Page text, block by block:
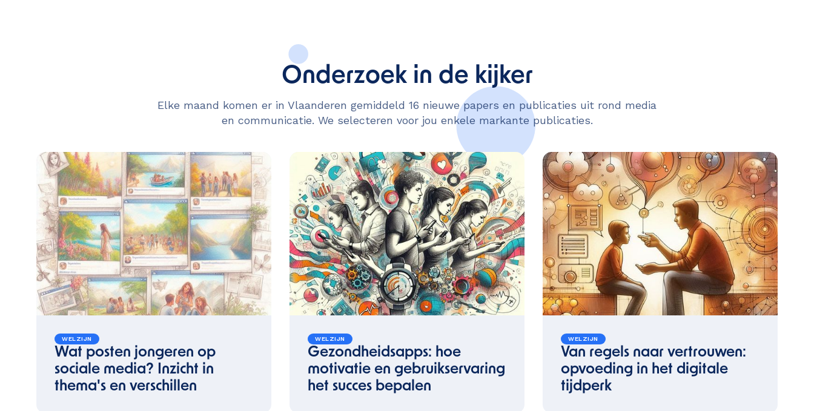
Onderzoek in de kijker
Elke maand komen er in Vlaanderen gemiddeld 16 nieuwe papers en publicaties uit rond media
en communicatie. We selecteren voor jou enkele markante publicaties.
WELZIJN
Wat posten jongeren op
sociale media? Inzicht in
thema's en verschillen
WELZIJN
Gezondheidsapps: hoe
motivatie en gebruikservaring
het succes bepalen
WELZIJN
Van regels naar vertrouwen:
opvoeding in het digitale
tijdperk